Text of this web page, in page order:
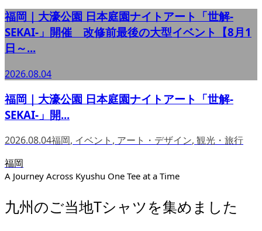
福岡｜大濠公園 日本庭園ナイトアート「世解-
SEKAI-」開催 改修前最後の大型イベント【8月1
日～...
2026.08.04
福岡｜大濠公園 日本庭園ナイトアート「世解-
SEKAI-」開...
2026.08.04福岡, イベント , アート・デザイン, 観光・旅行
福岡
A Journey Across Kyushu One Tee at a Time
九州のご当地Tシャツを集めました